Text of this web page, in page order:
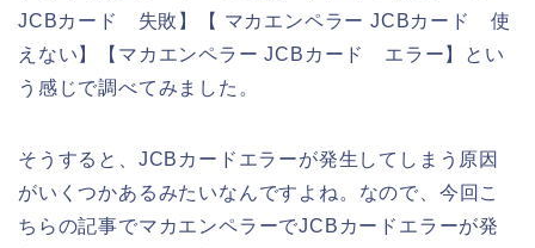
JCBカード 失敗】【 マカエンペラー JCBカード 使
えない】【マカエンペラー JCBカード エラー】とい
う感じで調べてみました。
そうすると、JCBカードエラーが発生してしまう原因
がいくつかあるみたいなんですよね。なので、今回こ
ちらの記事でマカエンペラーでJCBカードエラーが発